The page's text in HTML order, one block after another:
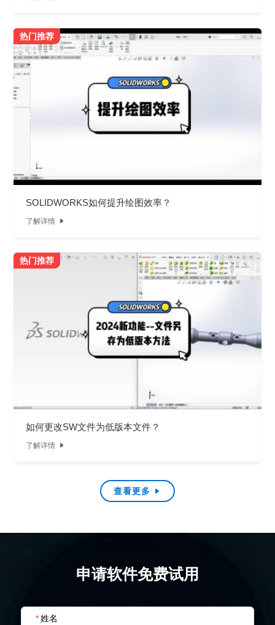
热门推荐
SOLIDWORKS如何提升绘图效率？
了解详情 
热门推荐
如何更改SW文件为低版本文件？
了解详情 
查看更多 
申请软件免费试用
* 姓名